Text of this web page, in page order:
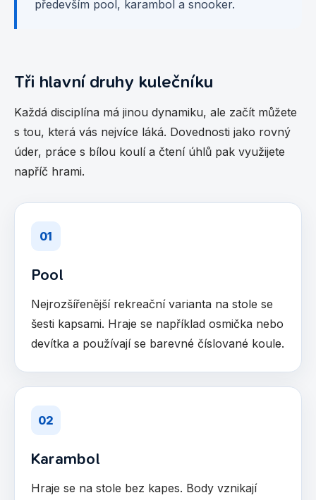
především pool, karambol a snooker.
Tři hlavní druhy kulečníku
Každá disciplína má jinou dynamiku, ale začít můžete
s tou, která vás nejvíce láká. Dovednosti jako rovný
úder, práce s bílou koulí a čtení úhlů pak využijete
napříč hrami.
01
Pool
Nejrozšířenější rekreační varianta na stole se
šesti kapsami. Hraje se například osmička nebo
devítka a používají se barevné číslované koule.
02
Karambol
Hraje se na stole bez kapes. Body vznikají